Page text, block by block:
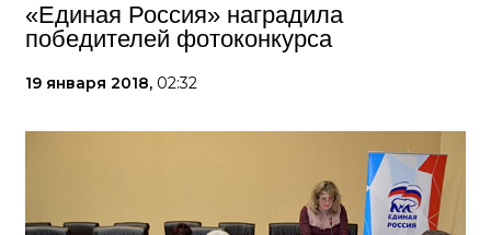
«Единая Россия» наградила
победителей фотоконкурса
19 января 2018, 02:32